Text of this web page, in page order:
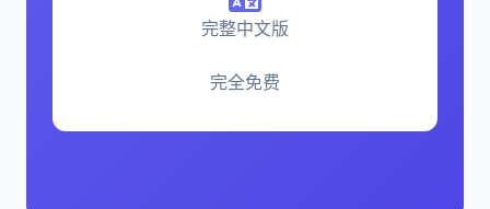
完整中文版
完全免费